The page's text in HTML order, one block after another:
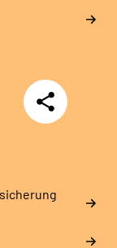
Teilen